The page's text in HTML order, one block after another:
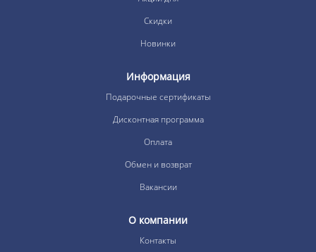
Скидки
Новинки
Информация
Подарочные сертификаты
Дисконтная программа
Оплата
Обмен и возврат
Вакансии
О компании
Контакты